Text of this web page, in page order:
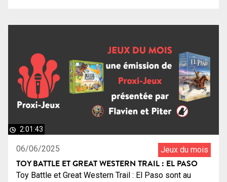
2:01:43
06/06/2025 Jeux du mois
TOY BATTLE ET GREAT WESTERN TRAIL : EL PASO
Toy Battle et Great Western Trail : El Paso sont au